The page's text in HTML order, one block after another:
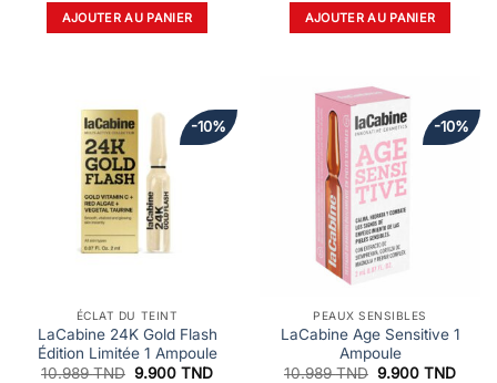
AJOUTER AU PANIER
initial
était :
10.989 TND.
AJOUTER AU PANIER
-10%
ÉCLAT DU TEINT
LaCabine 24K Gold Flash
Édition Limitée 1 Ampoule
10.989TND Le
9.900TNDLe
-10%
PEAUX SENSIBLES
LaCabine Age Sensitive 1
Ampoule
10.989TND Le
9.900TNDLe